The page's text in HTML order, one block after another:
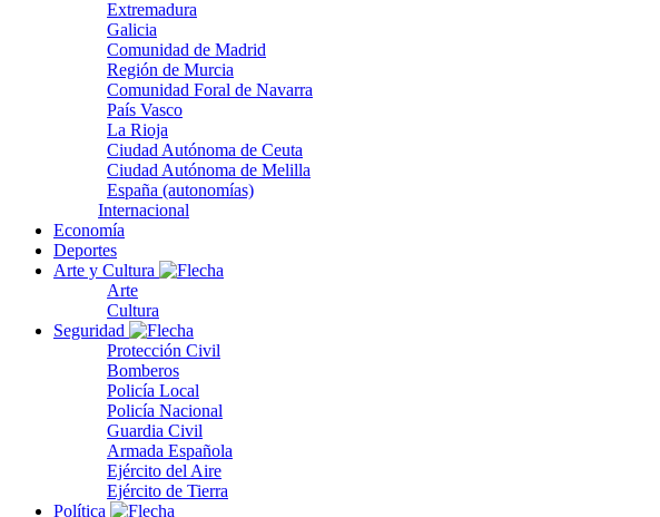
Extremadura
Galicia
Comunidad de Madrid
Región de Murcia
Comunidad Foral de Navarra
País Vasco
La Rioja
Ciudad Autónoma de Ceuta
Ciudad Autónoma de Melilla
España (autonomías)
Internacional
Economía
Deportes
Arte y Cultura
Arte
Cultura
Seguridad
Protección Civil
Bomberos
Policía Local
Policía Nacional
Guardia Civil
Armada Española
Ejército del Aire
Ejército de Tierra
Política